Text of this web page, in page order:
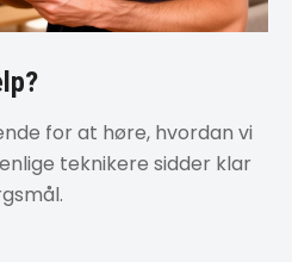
for at høre, hvordan vi
teknikere sidder klar